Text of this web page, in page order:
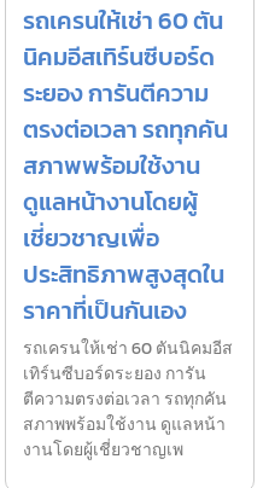
รถเครนให้เช่า 60 ตัน
นิคมอีสเทิร์นซีบอร์ด
ระยอง การันตีความ
ตรงต่อเวลา รถทุกคัน
สภาพพร้อมใช้งาน
ดูแลหน้างานโดยผู้
เชี่ยวชาญเพื่อ
ประสิทธิภาพสูงสุดใน
ราคาที่เป็นกันเอง
รถเครนให้เช่า 60 ตันนิคมอีส
เทิร์นซีบอร์ดระยอง การัน
ตีความตรงต่อเวลา รถทุกคัน
สภาพพร้อมใช้งาน ดูแลหน้า
งานโดยผู้เชี่ยวชาญเพ